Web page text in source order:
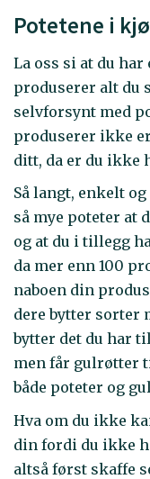
Potetene i
La oss si at du
produserer alt du
selvforsynt med
produserer ikke
ditt, da er du ikke
Så langt, enkelt
så mye poteter at
og at du i tillegg
da mer enn 100
naboen din
dere bytter sorter
bytter det du har
men får gulrøtter
både poteter og
Hva om du ikke
din fordi du ikke
altså først skaffe